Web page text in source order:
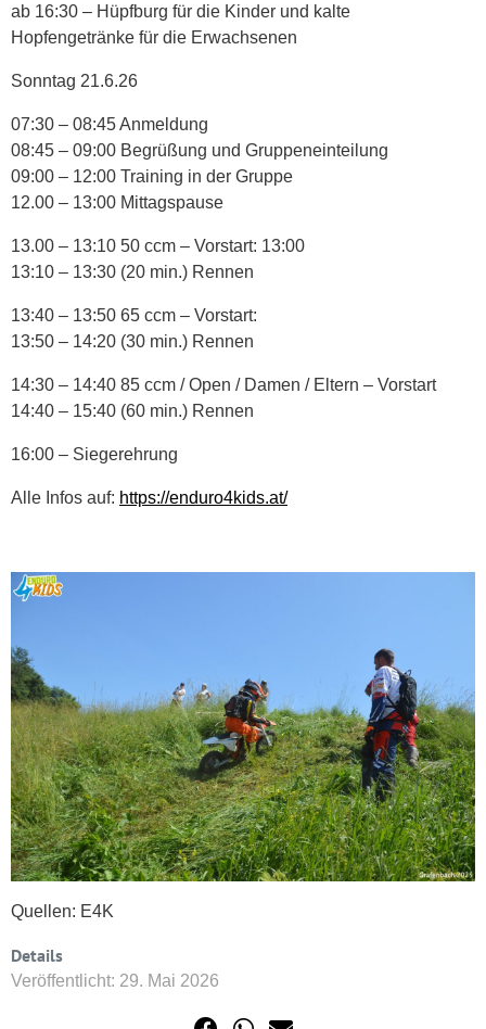
ab 16:30 – Hüpfburg für die Kinder und kalte
Hopfengetränke für die Erwachsenen
Sonntag 21.6.26
07:30 – 08:45 Anmeldung
08:45 – 09:00 Begrüßung und Gruppeneinteilung
09:00 – 12:00 Training in der Gruppe
12.00 – 13:00 Mittagspause
13.00 – 13:10 50 ccm – Vorstart: 13:00
13:10 – 13:30 (20 min.) Rennen
13:40 – 13:50 65 ccm – Vorstart:
13:50 – 14:20 (30 min.) Rennen
14:30 – 14:40 85 ccm / Open / Damen / Eltern – Vorstart
14:40 – 15:40 (60 min.) Rennen
16:00 – Siegerehrung
Alle Infos auf: https://enduro4kids.at/
Quellen: E4K
Details
Veröffentlicht: 29. Mai 2026